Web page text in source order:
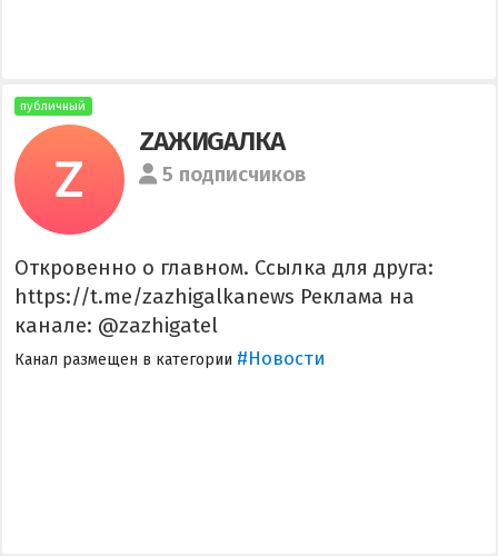
публичный
ZАЖИGАЛКА
5 подписчиков
Откровенно о главном. Ссылка для друга:
https://t.me/zazhigalkanews Реклама на
канале: @zazhigatel
Канал размещен в категории #Новости